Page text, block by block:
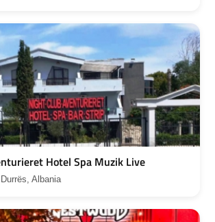
Hotel Spa Muzik Live
Albania